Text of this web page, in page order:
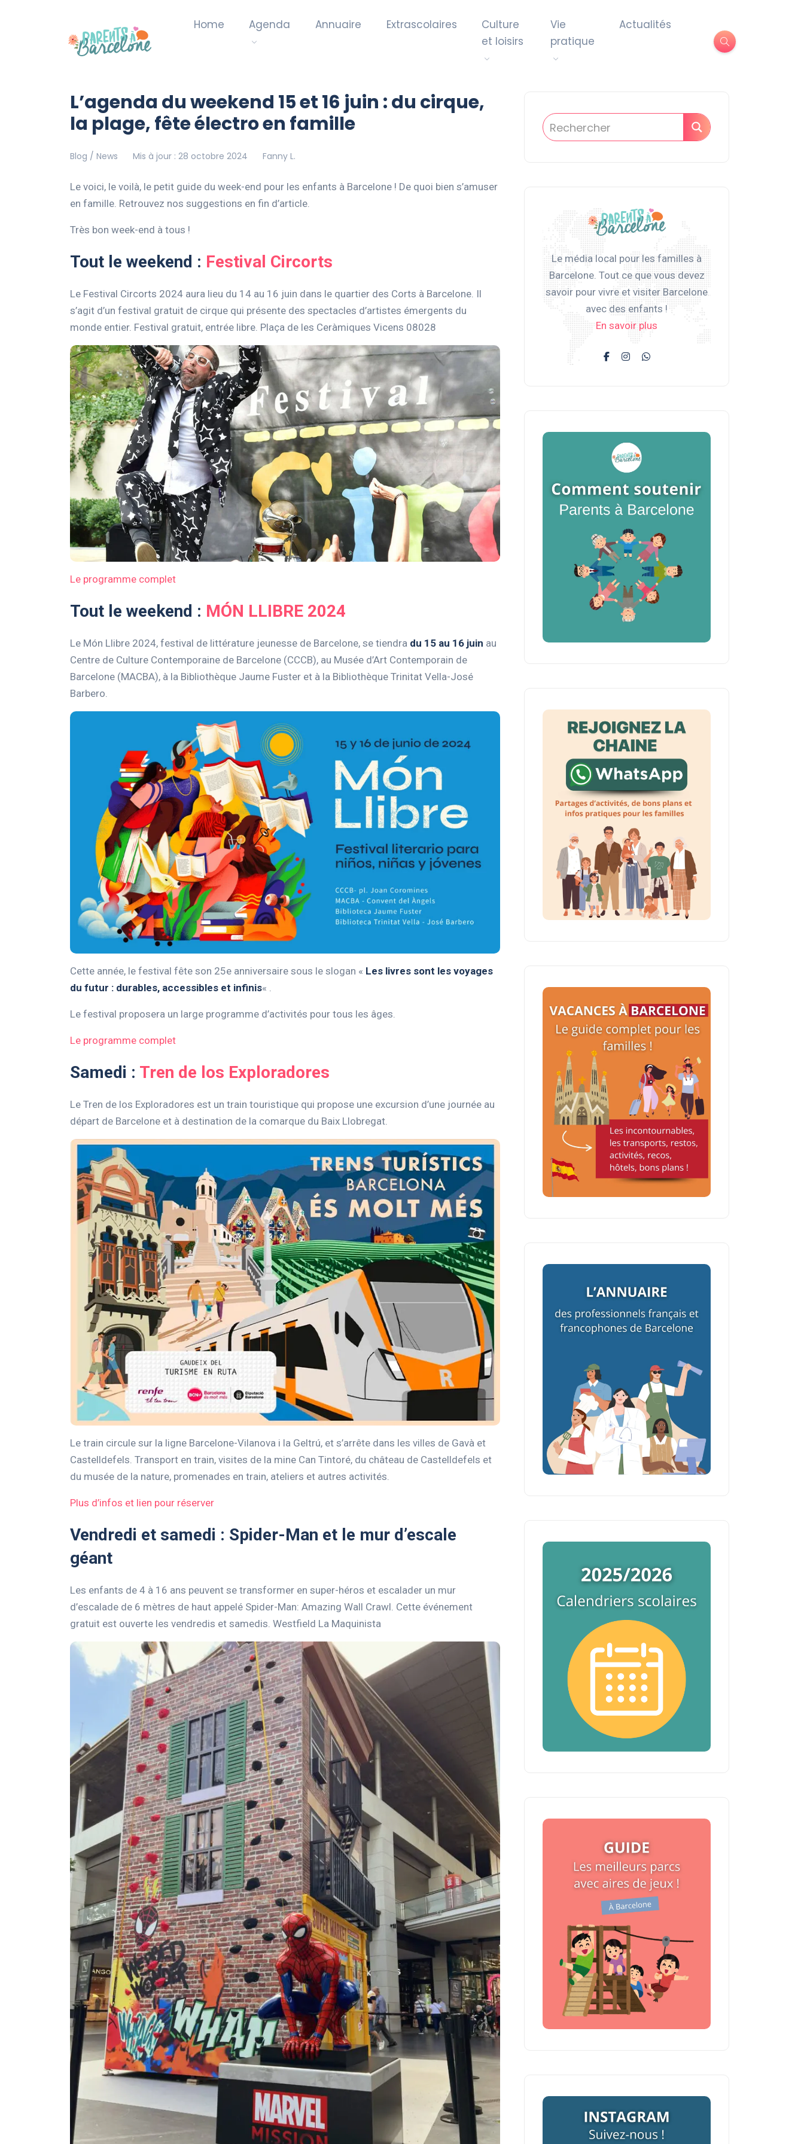
Home Agenda Annuaire Extrascolaires
Culture
et loisirs
Vie
pratique
Actualités
L’agenda du weekend 15 et 16 juin : du cirque,
la plage, fête électro en famille
Blog / News Mis à jour : 28 octobre 2024 Fanny L.
Le voici, le voilà, le petit guide du week-end pour les enfants à Barcelone ! De quoi bien s’amuser
en famille. Retrouvez nos suggestions en fin d’article.
Très bon week-end à tous !
Tout le weekend : Festival Circorts
Le Festival Circorts 2024 aura lieu du 14 au 16 juin dans le quartier des Corts à Barcelone. Il
s’agit d’un festival gratuit de cirque qui présente des spectacles d’artistes émergents du
monde entier. Festival gratuit, entrée libre. Plaça de les Ceràmiques Vicens 08028
Le programme complet
Tout le weekend : MÓN LLIBRE 2024
Le Món Llibre 2024, festival de littérature jeunesse de Barcelone, se tiendra du 15 au 16 juin au
Centre de Culture Contemporaine de Barcelone (CCCB), au Musée d’Art Contemporain de
Barcelone (MACBA), à la Bibliothèque Jaume Fuster et à la Bibliothèque Trinitat Vella-José
Barbero.
Cette année, le festival fête son 25e anniversaire sous le slogan « Les livres sont les voyages
du futur : durables, accessibles et infinis« .
Le festival proposera un large programme d’activités pour tous les âges.
Le programme complet
Samedi : Tren de los Exploradores
Le Tren de los Exploradores est un train touristique qui propose une excursion d’une journée au
départ de Barcelone et à destination de la comarque du Baix Llobregat.
Le train circule sur la ligne Barcelone-Vilanova i la Geltrú, et s’arrête dans les villes de Gavà et
Castelldefels. Transport en train, visites de la mine Can Tintoré, du château de Castelldefels et
du musée de la nature, promenades en train, ateliers et autres activités.
Plus d’infos et lien pour réserver
Vendredi et samedi : Spider-Man et le mur d’escale
géant
Les enfants de 4 à 16 ans peuvent se transformer en super-héros et escalader un mur
d’escalade de 6 mètres de haut appelé Spider-Man: Amazing Wall Crawl. Cette événement
gratuit est ouverte les vendredis et samedis. Westfield La Maquinista
Le média local pour les familles à
Barcelone. Tout ce que vous devez
savoir pour vivre et visiter Barcelone
avec des enfants !
En savoir plus